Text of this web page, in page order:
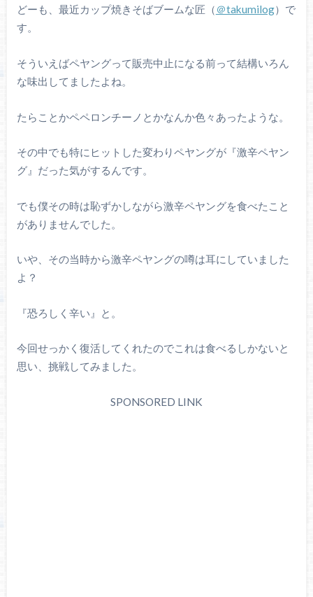
どーも、最近カップ焼きそばブームな匠（ ＠takumilog）で
す。
そういえばペヤングって販売中止になる前って結構いろん
な味出してましたよね。
たらことかペペロンチーノとかなんか色々あったような。
その中でも特にヒットした変わりペヤングが『激辛ペヤン
グ』だった気がするんです。
でも僕その時は恥ずかしながら激辛ペヤングを食べたこと
がありませんでした。
いや、その当時から激辛ペヤングの噂は耳にしていました
よ？
『恐ろしく辛い』と。
今回せっかく復活してくれたのでこれは食べるしかないと
思い、挑戦してみました。
SPONSORED LINK